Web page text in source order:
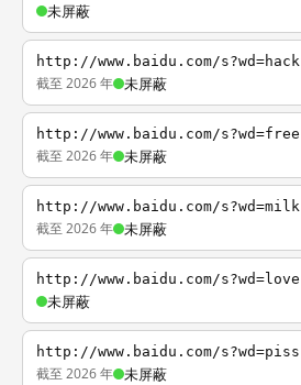
未屏蔽
http://www.baidu.com/s?wd=hack
截至 2026 年 未屏蔽
http://www.baidu.com/s?wd=free
截至 2026 年 未屏蔽
http://www.baidu.com/s?wd=milk
截至 2026 年 未屏蔽
http://www.baidu.com/s?wd=love
未屏蔽
http://www.baidu.com/s?wd=piss
截至 2026 年 未屏蔽